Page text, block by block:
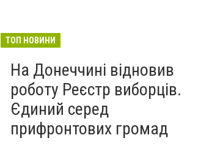
війни. РФ вдарила
столиці. 15 людей загинули.
В Росії палають
енергопідстанції та
черговий WB
Вчора
ТОП НОВИНИ
На Донеччині відновив
роботу Реєстр виборців.
Єдиний серед
прифронтових громад